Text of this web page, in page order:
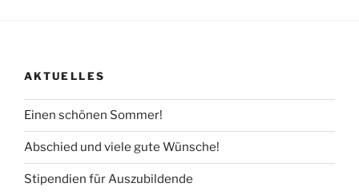
AKTUELLES
Einen schönen Sommer!
Abschied und viele gute Wünsche!
Stipendien für Auszubildende